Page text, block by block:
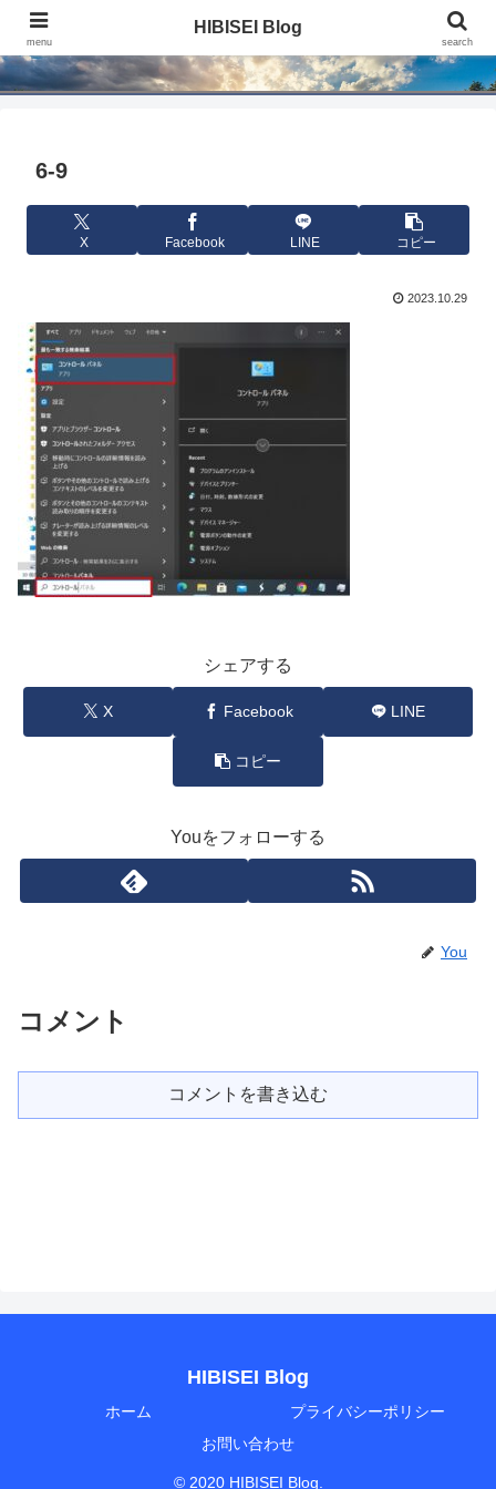
HIBISEI Blog
6-9
X Facebook LINE コピー
2023.10.29
シェアする
X Facebook LINE
コピー
Youをフォローする
You
コメント
コメントを書き込む
HIBISEI Blog
ホーム
プライバシーポリシー
お問い合わせ
© 2020 HIBISEI Blog.
menu
HIBISEI Blog
search